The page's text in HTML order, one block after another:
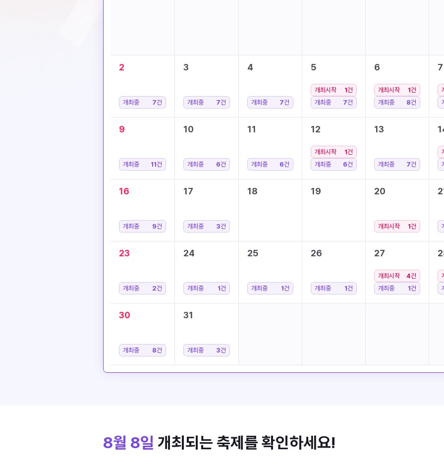
2
개최중 7건
3
개최중 7건
4
개최중 7건
5
개최시작 1건
개최중
7건
6
개최시작 1건
개최중
8건
7
9
개최중 11건
10
개최중 6건
11
개최중 6건
12
개최시작 1건
개최중
6건
13
개최중 7건
16
개최중 9건
17
개최중 3건
18 19 20
개최시작 1건
23
개최중 2건
24
개최중 1건
25
개최중 1건
26
개최중 1건
27
개최시작 4건
개최중
1건
30
개최중 8건
31
개최중 3건
8월 8일 개최되는 축제를 확인하세요!